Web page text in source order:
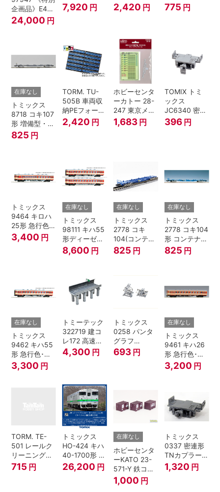
企画品》E4系
上越新幹線 新
塗装・ラスト
24,000 円
プ・白色 10本
鉄道模型
7,920 円
12両用 (ライ
トグレー) 2枚
2,420 円 (白色)
775 円
在庫なし
トミックス
8718 コキ107
形 増備型・コ
ンテナなし Ｎ
ゲージ
825 円
TORM. TU-
505B 車両収
納PEフォーム
12両用 (ダー
クグレー) 2枚
2,420 円
ホビーセンタ
ーカトー 28-
247 東京メト
ロ半蔵門線
18000系グレ
1,683 円
TOMIX トミ
ックス
JC6340 密連
形TNカプラー
(SP・グレ
ジ
396 円
トミックス
9464 キロハ
25形 急行色･
一段窓 Nゲー
ジ
3,400 円
在庫なし
トミックス
98111 キハ55
形ディーゼル
カー 急行色･
一段窓 2両セ
8,600 円
在庫なし
トミックス
2778 コキ
104(コンテナ
無し) Nゲージ
825 円
在庫なし
トミックス
2778 コキ104
形 コンテナな
し
825 円
在庫なし
トミックス
9462 キハ55
形 急行色･一
段窓 Ｔ Nゲー
ジ
3,300 円
トミーテック
322719 建コ
レ172 高速道
路 Ｎゲージ
4,300 円
トミックス
0258 パンタ
グラフ
PT4811N 2個
693 円
在庫なし
トミックス
9461 キハ26
形 急行色･一
段窓 Ｔ Nゲー
ジ
3,200 円
TORM. TE-
501 レールク
リーニングリ
キッド 100ml
715 円
トミックス
HO-424 キハ
40-1700形 タ
イフォン撤去
車 M HOゲー
26,200 円
在庫なし
ホビーセンタ
ーKATO 23-
571-Y 鉄コン
2021コンテナ
3個セット N
1,000 円
トミックス
0337 密連形
TNカプラー
(6個入・SPタ
イプ)
1,320 円